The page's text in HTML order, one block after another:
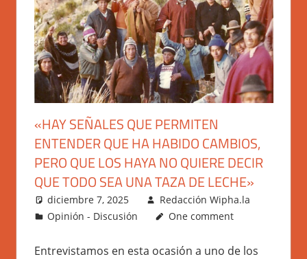
«HAY SEÑALES QUE PERMITEN
ENTENDER QUE HA HABIDO CAMBIOS,
PERO QUE LOS HAYA NO QUIERE DECIR
QUE TODO SEA UNA TAZA DE LECHE»
diciembre 7, 2025
Redacción Wipha.la
Opinión - Discusión
One comment
Entrevistamos en esta ocasión a uno de los